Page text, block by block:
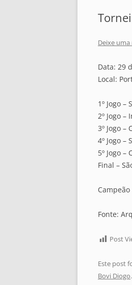
Deixe
Data: 29
Local:
1º Jogo –
2º Jogo
3º Jogo –
4º Jogo –
5º Jogo
Final –
Campeão
Fonte:
Post
Este post
Bovi Diogo.